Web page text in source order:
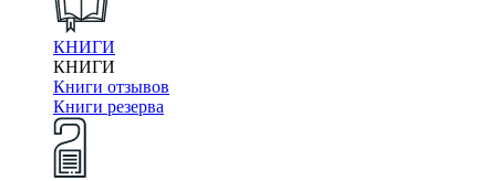
КНИГИ
КНИГИ
Книги отзывов
Книги резерва